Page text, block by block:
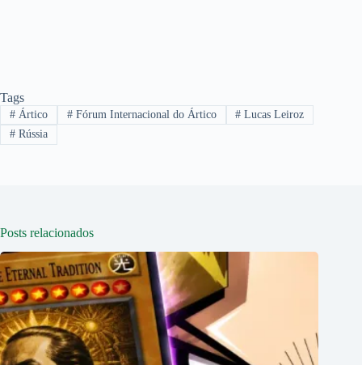
Tags
#Ártico #Fórum Internacional do Ártico # Lucas Leiroz
#Rússia
Posts relacionados